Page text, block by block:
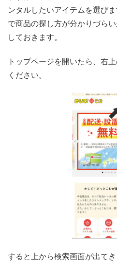
ンタルしたいアイテムを選び
で商品の探し方が分かりづら
しておきます。
トップページを開いたら、右
ください。
すると上から検索画面が出てき